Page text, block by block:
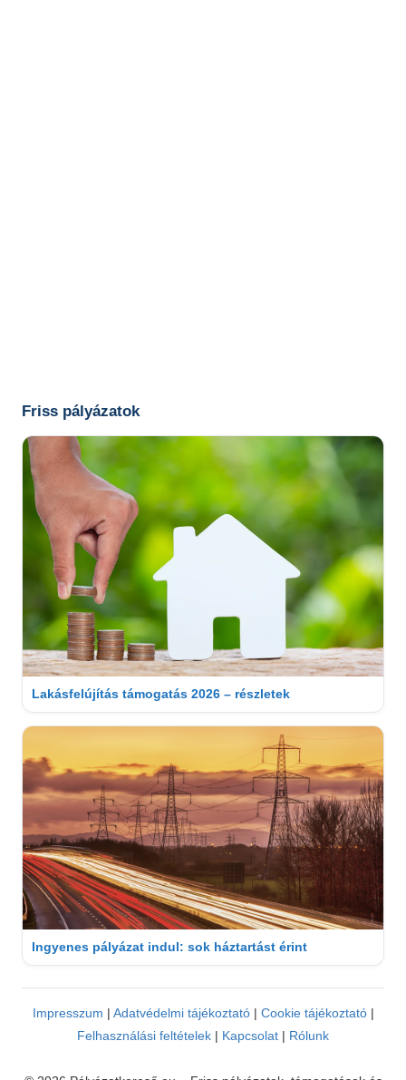
Friss pályázatok
Lakásfelújítás támogatás 2026 – részletek
Ingyenes pályázat indul: sok háztartást érint
Impresszum | Adatvédelmi tájékoztató| Cookie tájékoztató|
Felhasználási feltételek | Kapcsolat | Rólunk